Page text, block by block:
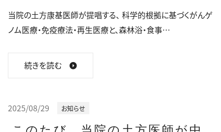
当院の土方康基医師が提唱する、 科学的根拠に基づくがんゲ
ノム医療・免疫療法・再生医療と、森林浴・食事…
続きを読む
お知らせ
2025/08/29